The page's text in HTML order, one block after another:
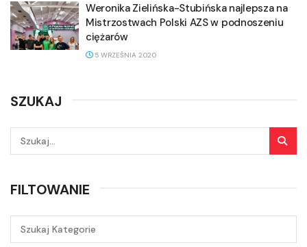
Weronika Zielińska-Stubińska najlepsza na
Mistrzostwach Polski AZS w podnoszeniu
ciężarów
5 WRZEŚNIA 2020
SZUKAJ
FILTOWANIE